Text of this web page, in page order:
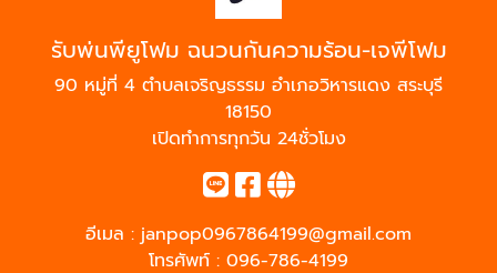
รับพ่นพียูโฟม ฉนวนกันความร้อน-เจพีโฟม
90 หมู่ที่ 4 ตำบลเจริญธรรม อำเภอวิหารแดง สระบุรี
18150
เปิดทำการทุกวัน 24ชั่วโมง
อีเมล : janpop0967864199@gmail.com
โทรศัพท์ : 096-786-4199